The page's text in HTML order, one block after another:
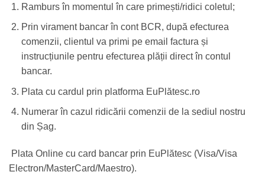
Ramburs în momentul în care primești/ridici coletul ;
Prin virament bancar în cont BCR, după efecturea
comenzii, clientul va primi pe email factura și
instrucțiunile pentru efecturea plății direct în contul
bancar.
Plata cu cardul prin platforma EuPlătesc.ro
Numerar în cazul ridicării comenzii de la sediul nostru
din Șag.
Plata Online cu card bancar prin EuPlătesc (Visa/Visa
Electron/MasterCard/Maestro).